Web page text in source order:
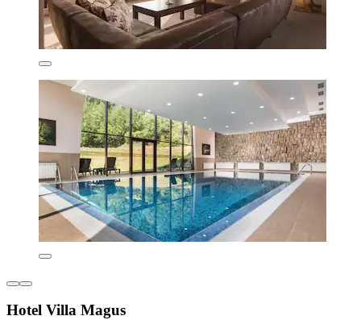
Hotel Villa Magus